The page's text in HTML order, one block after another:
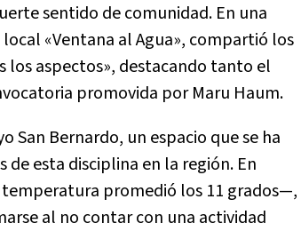
sentido de comunidad. En una
«Ventana al Agua», compartió los
los aspectos», destacando tanto el
promovida por Maru Haum.
Bernardo, un espacio que se ha
esta disciplina en la región. En
promedió los 11 grados—,
al no contar con una actividad